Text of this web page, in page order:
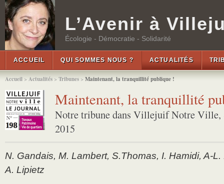
L’Avenir à
Écologie - Démocratie - Solidarité
ACCUEIL QUI SOMMES NOUS ? ACTUALITÉS
Accueil > Actualités > Tribunes > Maintenant, la tranquillité publique !
Maintenant, la tranquillité
Notre tribune dans Villejuif Notre Ville,
2015
N. Gandais, M. Lambert, S.Thomas, I. Hamidi, A-L.
A. Lipietz